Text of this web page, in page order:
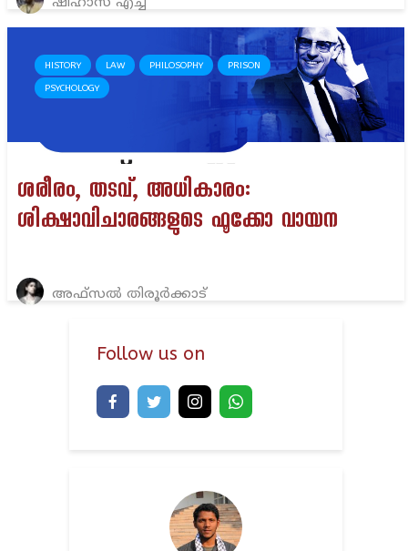
HISTORY LAW PHILOSOPHY PRISON
PSYCHOLOGY
ശരീരം, തടവ്, അധികാരം:
ശിക്ഷാവിചാരങ്ങളുടെ ഫൂക്കോ വായന
അഫ്സൽ തിരൂർക്കാട്
Follow us on